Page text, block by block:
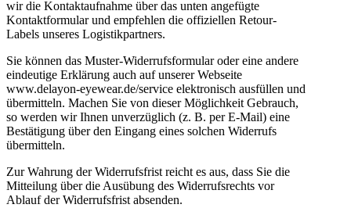
wir die Kontaktaufnahme über das unten angefügte
Kontaktformular und empfehlen die offiziellen Retour-
Labels unseres Logistikpartners.
Sie können das Muster-Widerrufsformular oder eine andere
eindeutige Erklärung auch auf unserer Webseite
www.delayon-eyewear.de/service elektronisch ausfüllen und
übermitteln. Machen Sie von dieser Möglichkeit Gebrauch,
so werden wir Ihnen unverzüglich (z. B. per E-Mail) eine
Bestätigung über den Eingang eines solchen Widerrufs
übermitteln.
Zur Wahrung der Widerrufsfrist reicht es aus, dass Sie die
Mitteilung über die Ausübung des Widerrufsrechts vor
Ablauf der Widerrufsfrist absenden.